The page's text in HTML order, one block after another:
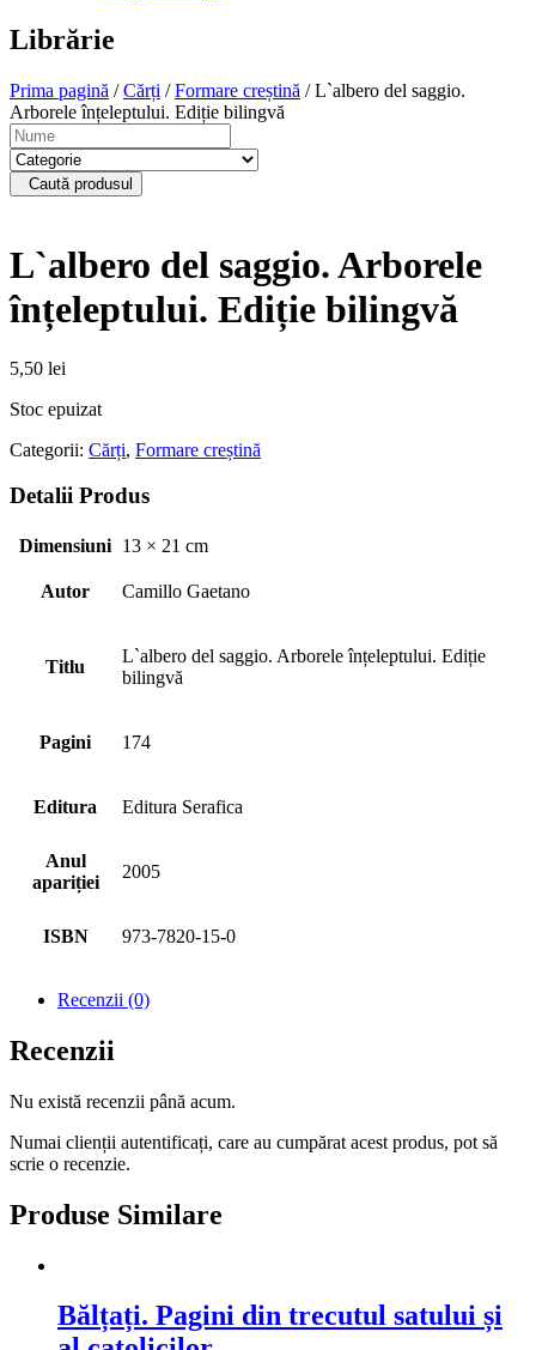
Librărie
Prima pagină /Cărți /Formare creștină / L`albero del saggio.
Arborele înțeleptului. Ediție bilingvă
Caută produsul
L`albero del saggio. Arborele
înțeleptului. Ediție bilingvă
5,50 lei
Stoc epuizat
Categorii: Cărți, Formare creștină
Detalii Produs
Dimensiuni 13 × 21 cm
Autor Camillo Gaetano
Titlu
L`albero del saggio. Arborele înțeleptului. Ediție
bilingvă
Pagini 174
Editura Editura Serafica
Anul
apariției
2005
ISBN 973-7820-15-0
Recenzii (0)
Recenzii
Nu există recenzii până acum.
Numai clienții autentificați, care au cumpărat acest produs, pot să
scrie o recenzie.
Produse Similare
Bălțați. Pagini din trecutul satului și